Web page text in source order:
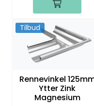
Tilbud
Rennevinkel
Ytter Zink
Magnesium